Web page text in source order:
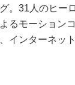
。31人のヒー
るモーション
インターネッ